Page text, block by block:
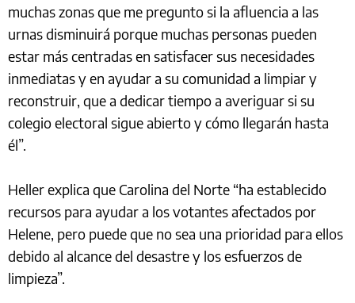
muchas zonas que me pregunto si la afluencia a las
urnas disminuirá porque muchas personas pueden
estar más centradas en satisfacer sus necesidades
inmediatas y en ayudar a su comunidad a limpiar y
reconstruir, que a dedicar tiempo a averiguar si su
colegio electoral sigue abierto y cómo llegarán hasta
él”.
Heller explica que Carolina del Norte “ha establecido
recursos para ayudar a los votantes afectados por
Helene, pero puede que no sea una prioridad para ellos
debido al alcance del desastre y los esfuerzos de
limpieza”.